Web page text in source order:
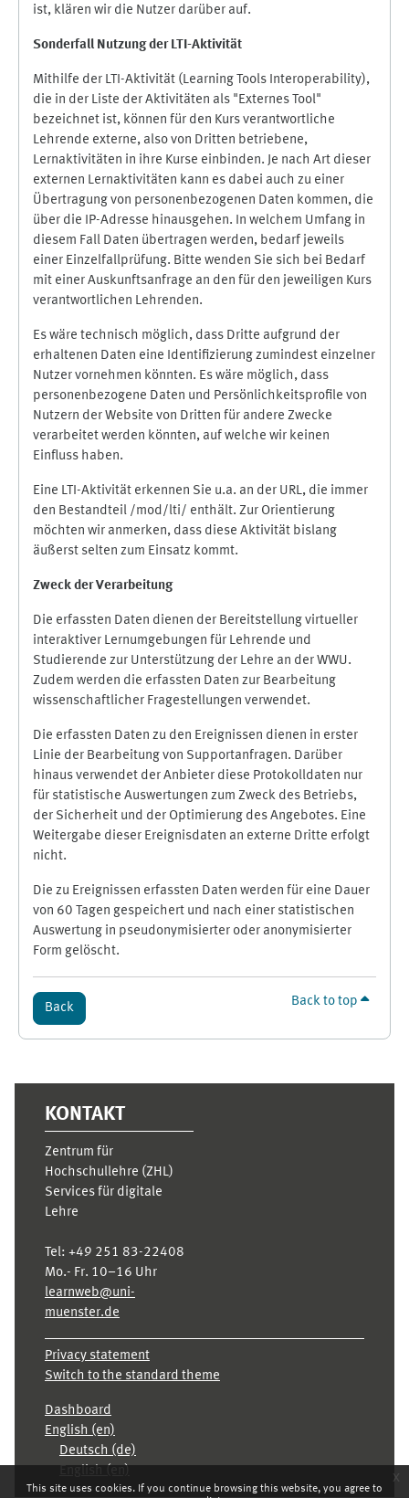
This site uses cookies. If you continue browsing this website, you agree to
x
ist, klären wir die Nutzer darüber auf.
Sonderfall Nutzung der LTI-Aktivität
Mithilfe der LTI-Aktivität (Learning Tools Interoperability),
die in der Liste der Aktivitäten als "Externes Tool"
bezeichnet ist, können für den Kurs verantwortliche
Lehrende externe, also von Dritten betriebene,
Lernaktivitäten in ihre Kurse einbinden. Je nach Art dieser
externen Lernaktivitäten kann es dabei auch zu einer
Übertragung von personenbezogenen Daten kommen, die
über die IP-Adresse hinausgehen. In welchem Umfang in
diesem Fall Daten übertragen werden, bedarf jeweils
einer Einzelfallprüfung. Bitte wenden Sie sich bei Bedarf
mit einer Auskunftsanfrage an den für den jeweiligen Kurs
verantwortlichen Lehrenden.
Es wäre technisch möglich, dass Dritte aufgrund der
erhaltenen Daten eine Identifizierung zumindest einzelner
Nutzer vornehmen könnten. Es wäre möglich, dass
personenbezogene Daten und Persönlichkeitsprofile von
Nutzern der Website von Dritten für andere Zwecke
verarbeitet werden könnten, auf welche wir keinen
Einfluss haben.
Eine LTI-Aktivität erkennen Sie u.a. an der URL, die immer
den Bestandteil /mod/lti/ enthält. Zur Orientierung
möchten wir anmerken, dass diese Aktivität bislang
äußerst selten zum Einsatz kommt.
Zweck der Verarbeitung
Die erfassten Daten dienen der Bereitstellung virtueller
interaktiver Lernumgebungen für Lehrende und
Studierende zur Unterstützung der Lehre an der WWU.
Zudem werden die erfassten Daten zur Bearbeitung
wissenschaftlicher Fragestellungen verwendet.
Die erfassten Daten zu den Ereignissen dienen in erster
Linie der Bearbeitung von Supportanfragen. Darüber
hinaus verwendet der Anbieter diese Protokolldaten nur
für statistische Auswertungen zum Zweck des Betriebs,
der Sicherheit und der Optimierung des Angebotes. Eine
Weitergabe dieser Ereignisdaten an externe Dritte erfolgt
nicht.
Die zu Ereignissen erfassten Daten werden für eine Dauer
von 60 Tagen gespeichert und nach einer statistischen
Auswertung in pseudonymisierter oder anonymisierter
Form gelöscht.
Back Back to top
KONTAKT
Zentrum für
Hochschullehre (ZHL)
Services für digitale
Lehre
Tel: +49 251 83-22408
Mo.- Fr. 10–16 Uhr
learnweb@uni-
muenster.de
Privacy statement
Switch to the standard theme
Dashboard
English ‎(en)‎
Deutsch ‎(de)‎